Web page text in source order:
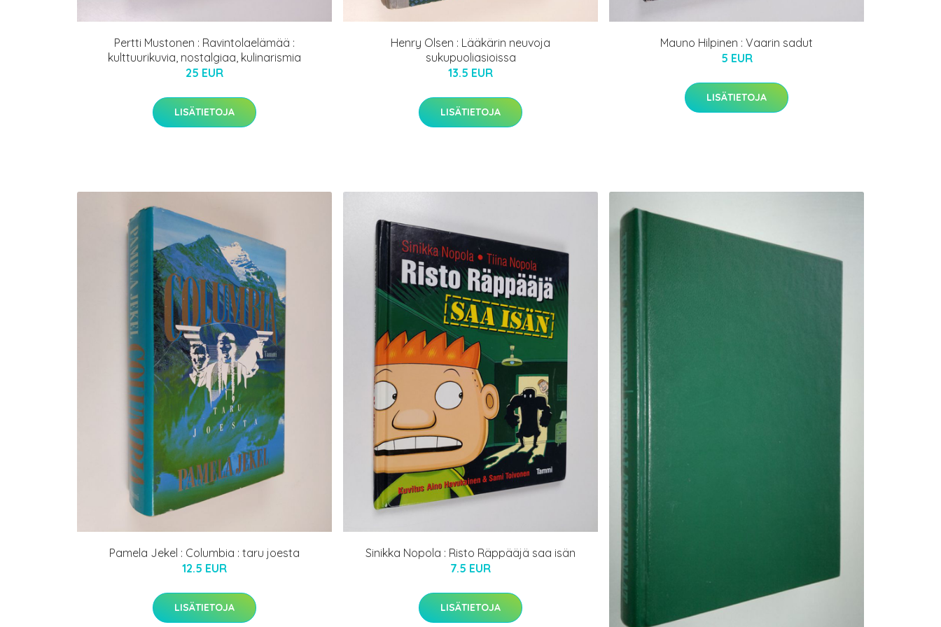
Pertti Mustonen : Ravintolaelämää :
kulttuurikuvia, nostalgiaa, kulinarismia
25 EUR
LISÄTIETOJA
Henry Olsen : Lääkärin neuvoja
sukupuoliasioissa
13.5 EUR
LISÄTIETOJA
Mauno Hilpinen : Vaarin sadut
5 EUR
LISÄTIETOJA
Pamela Jekel : Columbia : taru joesta
12.5 EUR
LISÄTIETOJA
Sinikka Nopola : Risto Räppääjä saa isän
7.5 EUR
LISÄTIETOJA